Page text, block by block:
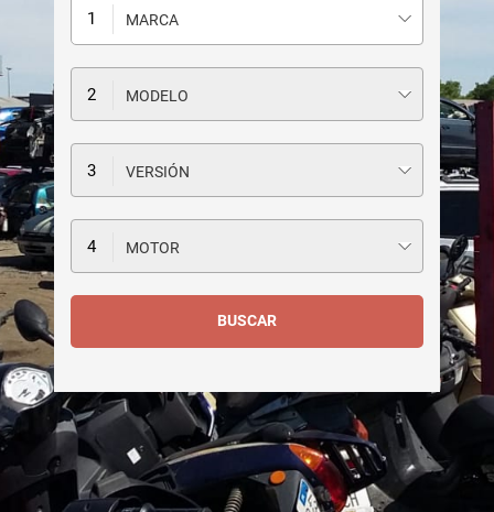
MARCA
MODELO
VERSIÓN
MOTOR